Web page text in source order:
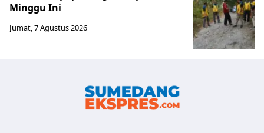
Minggu Ini
Jumat, 7 Agustus 2026